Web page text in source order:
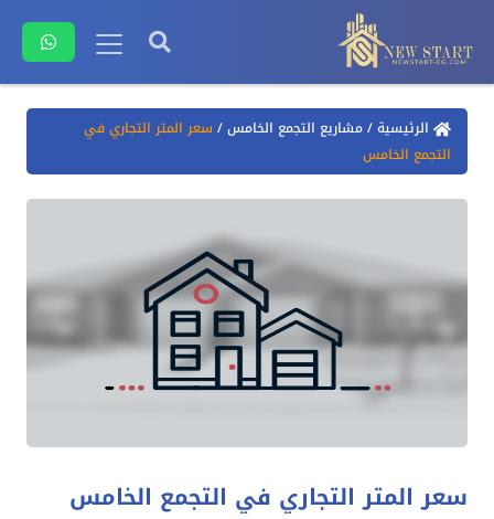
الرئيسية/مشاريع التجمع الخامس/ سعر المتر التجاري في
التجمع الخامس
سعر المتر التجاري في التجمع الخامس